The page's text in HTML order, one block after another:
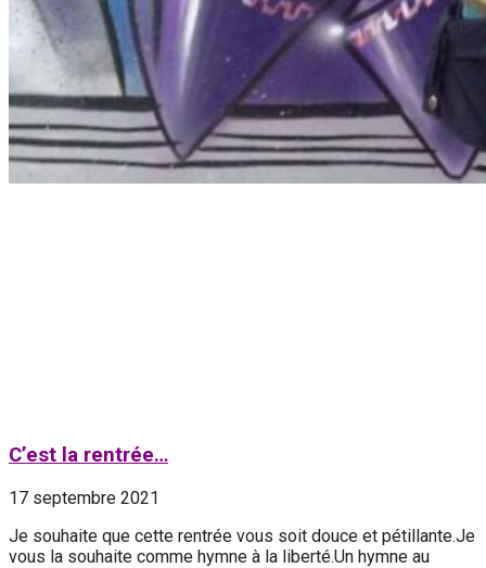
C’est la rentrée…
17 septembre 2021
Je souhaite que cette rentrée vous soit douce et pétillante.Je
vous la souhaite comme hymne à la liberté.Un hymne au